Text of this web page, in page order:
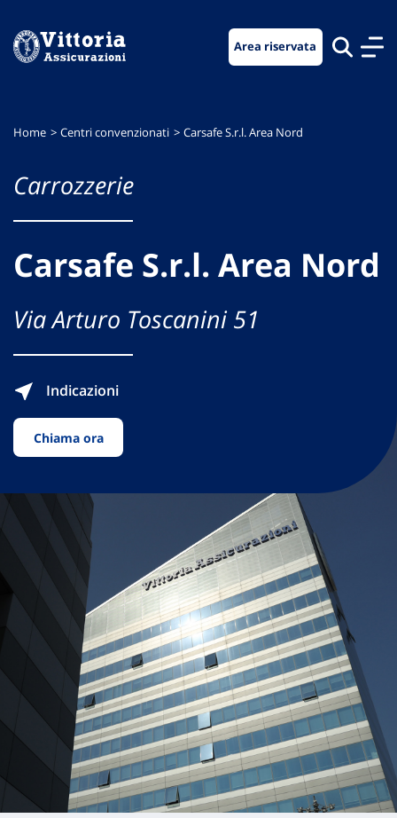
menu
contenuto
footer
Area riservata
Home Centri convenzionati Carsafe S.r.l. Area Nord
Carrozzerie
Carsafe S.r.l. Area Nord
Via Arturo Toscanini 51
Indicazioni
Chiama ora